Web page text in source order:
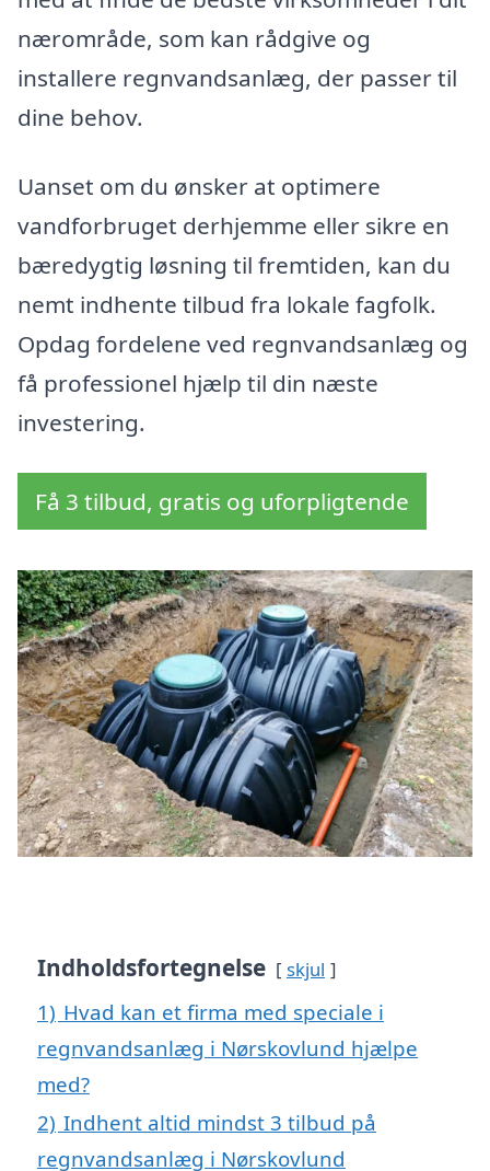
nærområde, som kan rådgive og
installere regnvandsanlæg, der passer til
dine behov.
Uanset om du ønsker at optimere
vandforbruget derhjemme eller sikre en
bæredygtig løsning til fremtiden, kan du
nemt indhente tilbud fra lokale fagfolk.
Opdag fordelene ved regnvandsanlæg og
få professionel hjælp til din næste
investering.
Få 3 tilbud, gratis og uforpligtende
Indholdsfortegnelse skjul
1) Hvad kan et firma med speciale i
regnvandsanlæg i Nørskovlund hjælpe
med?
2) Indhent altid mindst 3 tilbud på
regnvandsanlæg i Nørskovlund